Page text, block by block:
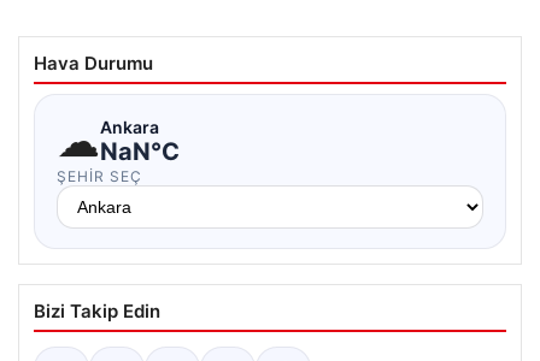
Hava Durumu
☁Ankara
NaN°C
ŞEHIR SEÇ
Bizi Takip Edin